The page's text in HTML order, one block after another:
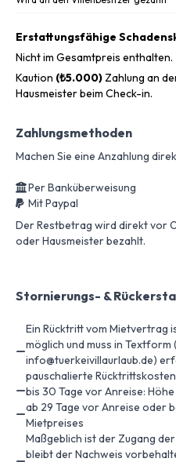
Erstattungsfähige
Nicht im Gesamtpreis enthalten.
Kaution (₺5.000) Zahlung an
Hausmeister beim Check-in.
Zahlungsmethoden
Machen Sie eine Anzahlung
Per Banküberweisung
Mit Paypal
Der Restbetrag wird direkt vor
oder Hausmeister bezahlt.
Stornierungs- &
Ein Rücktritt vom Mietvertrag
möglich und muss in Textform
info@tuerkeivillaurlaub.de)
pauschalierte
bis 30 Tage vor Anreise:
ab 29 Tage vor Anreise oder
Mietpreises
Maßgeblich ist der Zugang
bleibt der Nachweis